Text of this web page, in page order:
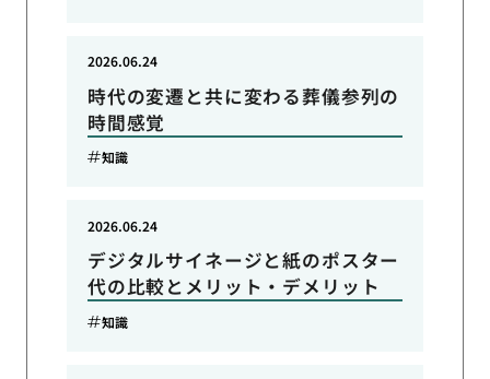
時代の変遷と共に変わる葬儀参列の
時間感覚
2026.06.24
知識
デジタルサイネージと紙のポスター
代の比較とメリット・デメリット
2026.06.24
知識